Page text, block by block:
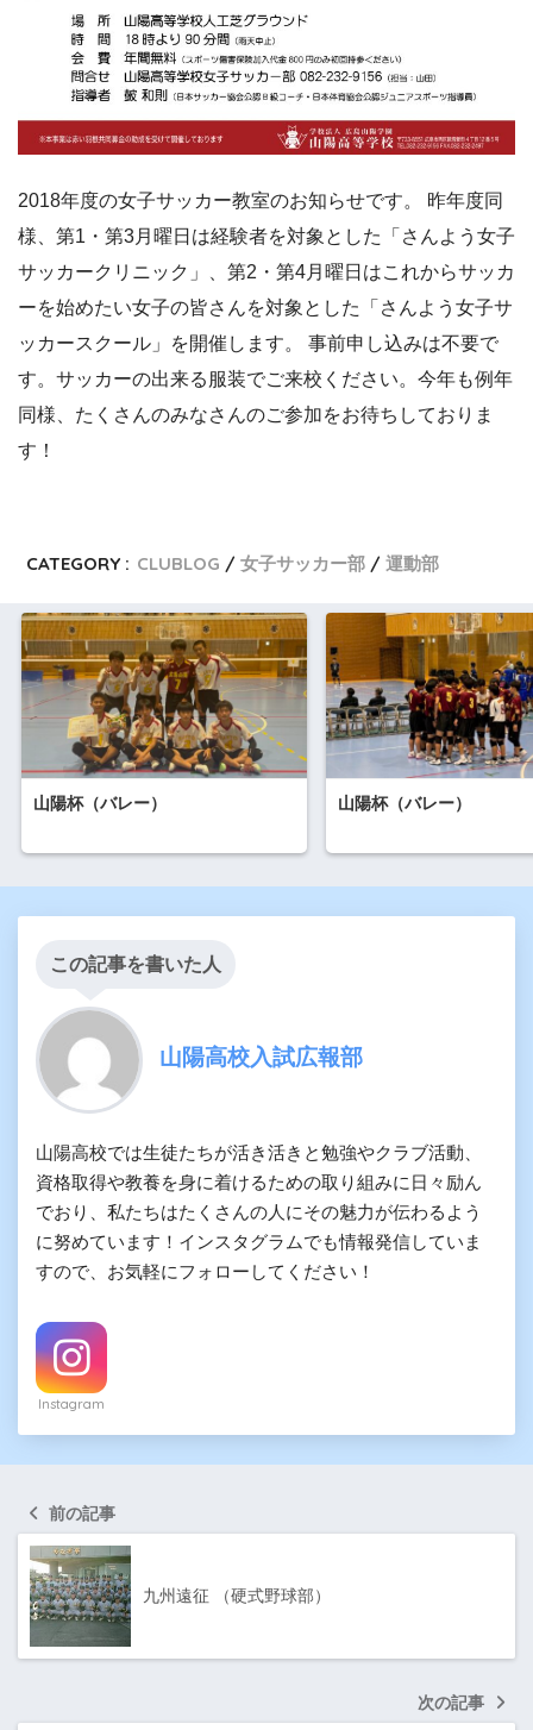
2018年度の女子サッカー教室のお知らせです。 昨年度同
様、第1・第3月曜日は経験者を対象とした「さんよう女子
サッカークリニック」、第2・第4月曜日はこれからサッカ
ーを始めたい女子の皆さんを対象とした「さんよう女子サ
ッカースクール」を開催します。 事前申し込みは不要で
す。サッカーの出来る服装でご来校ください。今年も例年
同様、たくさんのみなさんのご参加をお待ちしておりま
す！
CATEGORY : CLUBLOG 女子サッカー部 運動部
山陽杯（バレー） 山陽杯（バレー）
この記事を書いた人
山陽高校入試広報部
山陽高校では生徒たちが活き活きと勉強やクラブ活動、
資格取得や教養を身に着けるための取り組みに日々励ん
でおり、私たちはたくさんの人にその魅力が伝わるよう
に努めています！インスタグラムでも情報発信していま
すので、お気軽にフォローしてください！
Instagram
前の記事
九州遠征 （硬式野球部）
次の記事